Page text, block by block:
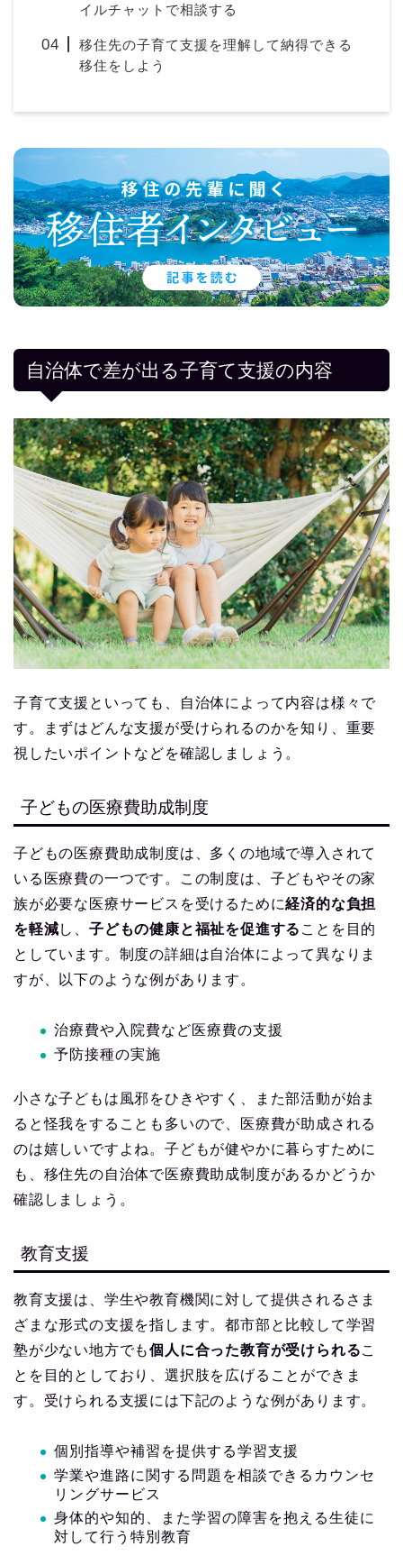
イルチャットで相談する
移住先の子育て支援を理解して納得できる
移住をしよう
自治体で差が出る子育て支援の内容
子育て支援といっても、自治体によって内容は様々で
す。まずはどんな支援が受けられるのかを知り、重要
視したいポイントなどを確認しましょう。
子どもの医療費助成制度
子どもの医療費助成制度は、多くの地域で導入されて
いる医療費の一つです。この制度は、子どもやその家
族が必要な医療サービスを受けるために経済的な負担
を軽減し、子どもの健康と福祉を促進する ことを目的
としています。制度の詳細は自治体によって異なりま
すが、以下のような例があります。
治療費や入院費など医療費の支援
予防接種の実施
小さな子どもは風邪をひきやすく、また部活動が始ま
ると怪我をすることも多いので、医療費が助成される
のは嬉しいですよね。子どもが健やかに暮らすために
も、移住先の自治体で医療費助成制度があるかどうか
確認しましょう。
教育支援
教育支援は、学生や教育機関に対して提供されるさま
ざまな形式の支援を指します。都市部と比較して学習
塾が少ない地方でも個人に合った教育が受けられるこ
とを目的としており、選択肢を広げることができま
す。受けられる支援には下記のような例があります。
個別指導や補習を提供する学習支援
学業や進路に関する問題を相談できるカウンセ
リングサービス
身体的や知的、また学習の障害を抱える生徒に
対して行う特別教育